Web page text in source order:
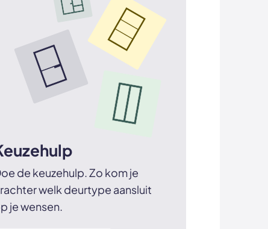
de keuzehulp. Zo kom je
welk deurtype aansluit
je wensen.